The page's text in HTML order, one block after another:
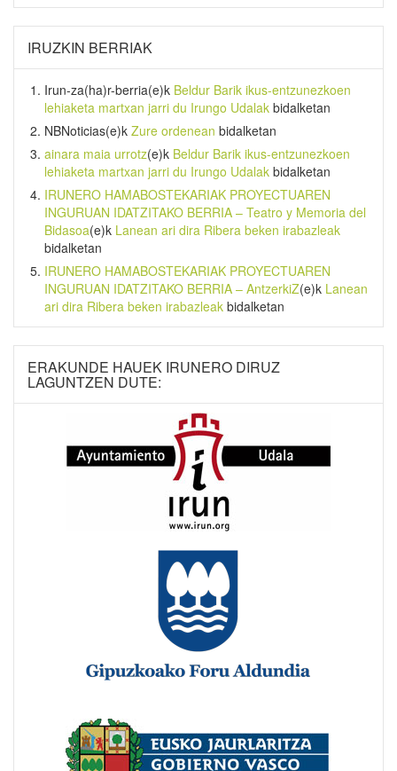
IRUZKIN BERRIAK
Irun-za(ha)r-berria(e)k Beldur Barik ikus-entzunezkoen
lehiaketa martxan jarri du Irungo Udalak bidalketan
NBNoticias(e)k Zure ordenean bidalketan
ainara maia urrotz(e)k Beldur Barik ikus-entzunezkoen
lehiaketa martxan jarri du Irungo Udalak bidalketan
IRUNERO HAMABOSTEKARIAK PROYECTUAREN
INGURUAN IDATZITAKO BERRIA – Teatro y Memoria del
Bidasoa(e)k Lanean ari dira Ribera beken irabazleak
bidalketan
IRUNERO HAMABOSTEKARIAK PROYECTUAREN
INGURUAN IDATZITAKO BERRIA – AntzerkiZ(e)k Lanean
ari dira Ribera beken irabazleak bidalketan
ERAKUNDE HAUEK IRUNERO DIRUZ
LAGUNTZEN DUTE: